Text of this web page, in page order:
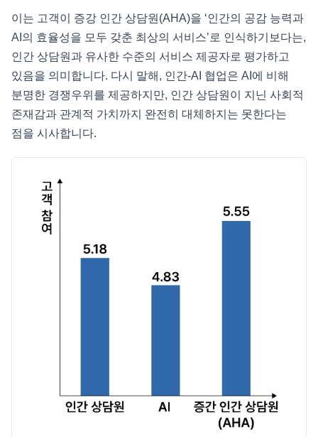
이는 고객이 증강 인간 상담원(AHA)을 ‘인간의 공감 능력과
AI의 효율성을 모두 갖춘 최상의 서비스’로 인식하기보다는,
인간 상담원과 유사한 수준의 서비스 제공자로 평가하고
있음을 의미합니다. 다시 말해, 인간-AI 협업은 AI에 비해
분명한 경쟁우위를 제공하지만, 인간 상담원이 지닌 사회적
존재감과 관계적 가치까지 완전히 대체하지는 못한다는
점을 시사합니다.